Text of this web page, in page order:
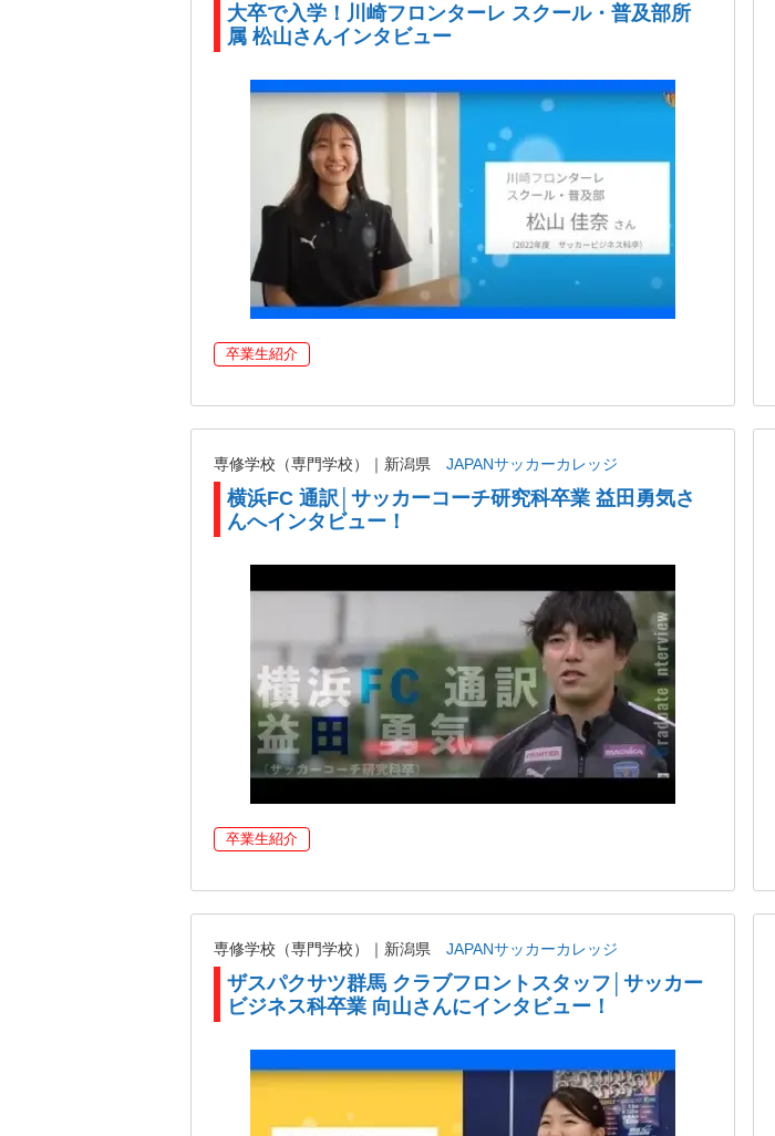
大卒で入学！川崎フロンターレ スクール・普及部所
属 松山さんインタビュー
卒業生紹介
専修学校（専門学校）｜新潟県 JAPANサッカーカレッジ
横浜FC 通訳│サッカーコーチ研究科卒業 益田勇気さ
んへインタビュー！
卒業生紹介
専修学校（専門学校）｜新潟県 JAPANサッカーカレッジ
ザスパクサツ群馬 クラブフロントスタッフ│サッカー
ビジネス科卒業 向山さんにインタビュー！